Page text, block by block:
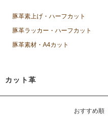
豚革素上げ・ハーフカット
豚革ラッカー・ハーフカット
豚革素材・A4カット
カット革
おすすめ順